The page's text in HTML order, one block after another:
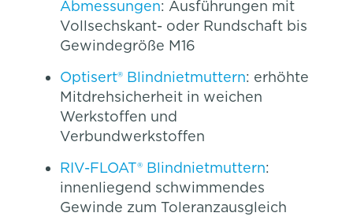
Abmessungen: Ausführungen mit
Vollsechskant- oder Rundschaft bis
Gewindegröße M16
Optisert® Blindnietmuttern: erhöhte
Mitdrehsicherheit in weichen
Werkstoffen und
Verbundwerkstoffen
RIV-FLOAT® Blindnietmuttern:
innenliegend schwimmendes
Gewinde zum Toleranzausgleich